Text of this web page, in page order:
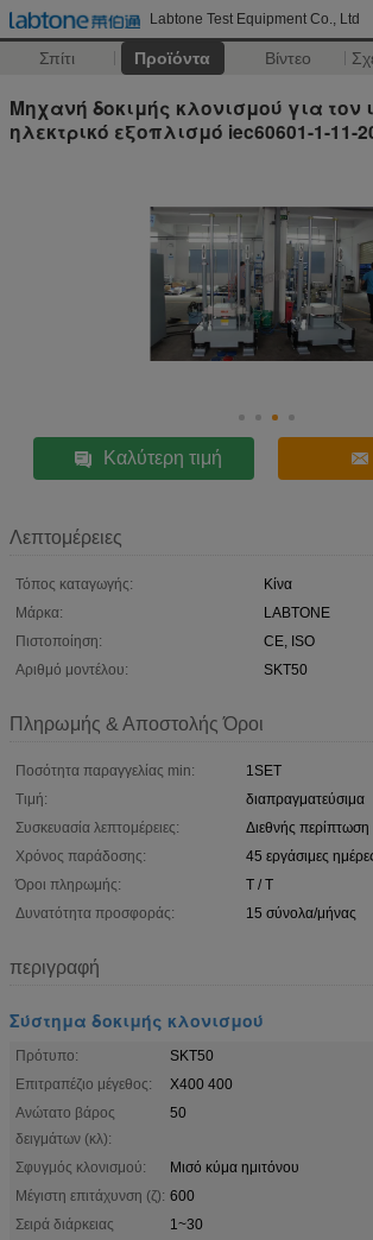
Labtone Test Equipment Co., Ltd
Σπίτι Προϊόντα Βίντεο
Μηχανή δοκιμής κλονισμού για τον
ηλεκτρικό εξοπλισμό iec60601-1-11-
Καλύτερη τιμή
Λεπτομέρειες
Τόπος καταγωγής:
Κίνα
Μάρκα:
LABTONE
Πιστοποίηση:
CE, ISO
Αριθμό μοντέλου:
SKT50
Πληρωμής & Αποστολής Όροι
Ποσότητα παραγγελίας min:
1SET
Τιμή:
διαπραγματεύσιμα
Συσκευασία λεπτομέρειες:
Διεθνής
Χρόνος παράδοσης:
45 εργάσιμες
Όροι πληρωμής:
T / T
Δυνατότητα προσφοράς:
15 σύνολα/μήνας
περιγραφή
Σύστημα δοκιμής κλονισμού
Πρότυπο:
SKT50
Επιτραπέζιο μέγεθος:
X400 400
Ανώτατο βάρος
δειγμάτων (κλ):
50
Σφυγμός κλονισμού:
Μισό κύμα ημιτόνου
Μέγιστη επιτάχυνση (ζ): 600
Σειρά διάρκειας
1~30